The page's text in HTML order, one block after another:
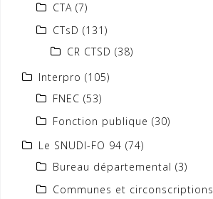
CTA (7)
CTsD (131)
CR CTSD (38)
Interpro (105)
FNEC (53)
Fonction publique (30)
Le SNUDI-FO 94 (74)
Bureau départemental (3)
Communes et circonscriptions